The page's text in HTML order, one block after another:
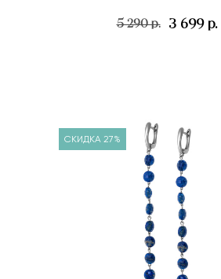
5 290 р. 3 699 р.
СКИДКА 27%